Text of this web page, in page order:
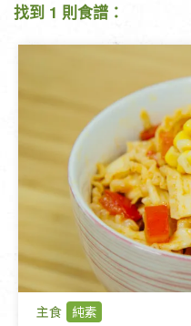
找到 1 則食譜：
主食 純素